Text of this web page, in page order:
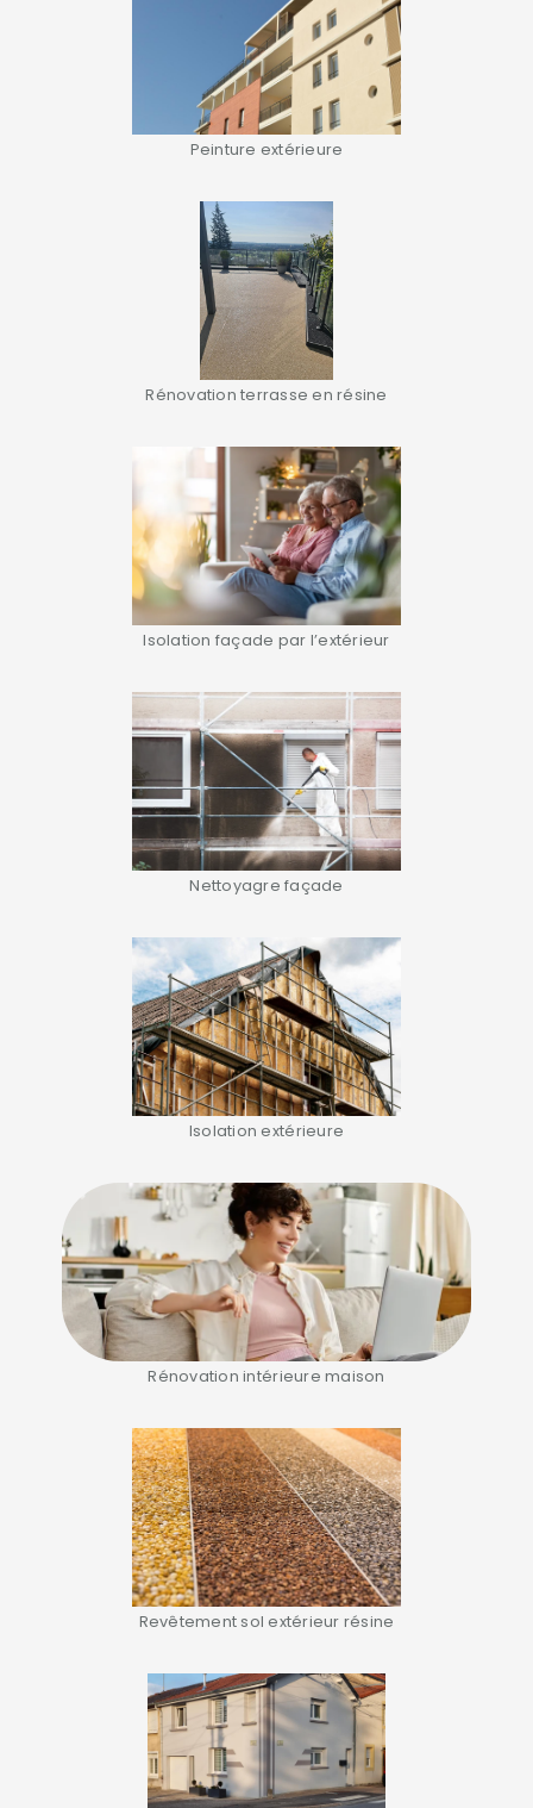
Peinture extérieure
Rénovation terrasse en résine
Isolation façade par l’extérieur
Nettoyagre façade
Isolation extérieure
Rénovation intérieure maison
Revêtement sol extérieur résine